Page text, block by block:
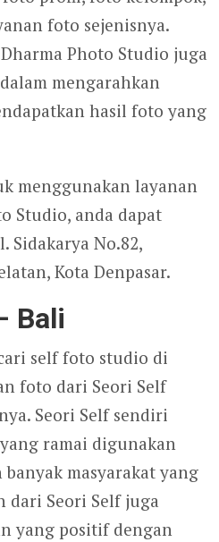
foto sejenisnya.
Photo Studio juga
mengarahkan
hasil foto yang
menggunakan layanan
Studio, anda dapat
Sidakarya No.82,
Kota Denpasar.
Bali
self foto studio di
foto dari Seori Self
Seori Self sendiri
ramai digunakan
masyarakat yang
dari Seori Self juga
yang positif dengan